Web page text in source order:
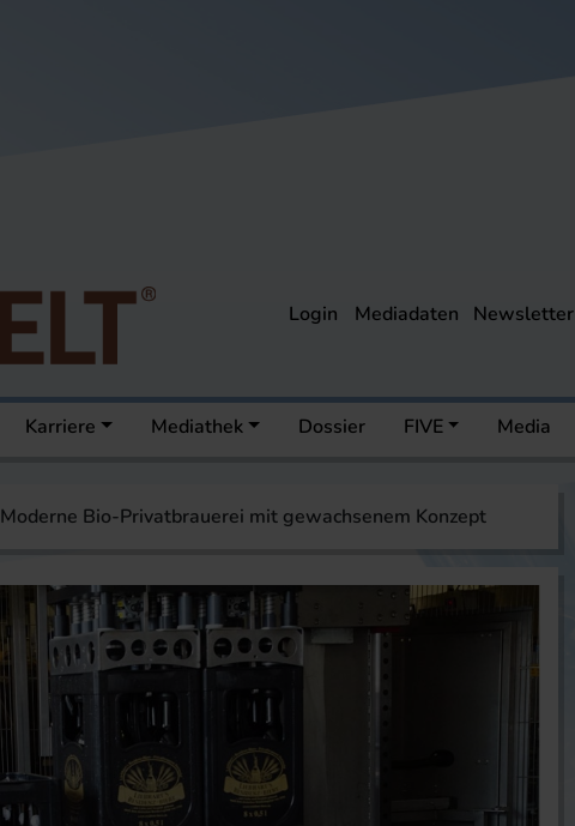
Login Mediadaten Newsletter
Karriere Mediathek Dossier FIVE Media
Moderne Bio-Privatbrauerei mit gewachsenem Konzept